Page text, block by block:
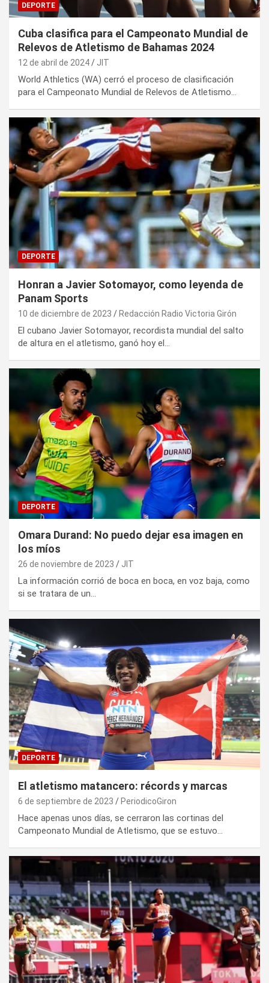
DEPORTE
Cuba clasifica para el Campeonato Mundial de
Relevos de Atletismo de Bahamas 2024
12 de abril de 2024 JIT
World Athletics (WA) cerró el proceso de clasificación
para el Campeonato Mundial de Relevos de Atletismo…
DEPORTE
Honran a Javier Sotomayor, como leyenda de
Panam Sports
10 de diciembre de 2023 Redacción Radio Victoria Girón
El cubano Javier Sotomayor, recordista mundial del salto
de altura en el atletismo, ganó hoy el…
DEPORTE
Omara Durand: No puedo dejar esa imagen en
los míos
26 de noviembre de 2023 JIT
La información corrió de boca en boca, en voz baja, como
si se tratara de un…
DEPORTE
El atletismo matancero: récords y marcas
6 de septiembre de 2023 PeriodicoGiron
Hace apenas unos días, se cerraron las cortinas del
Campeonato Mundial de Atletismo, que se estuvo…